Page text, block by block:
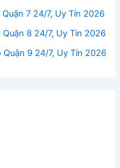
Quận 7 24/7, Uy Tín 2026
Quận 8 24/7, Uy Tín 2026
Quận 9 24/7, Uy Tín 2026